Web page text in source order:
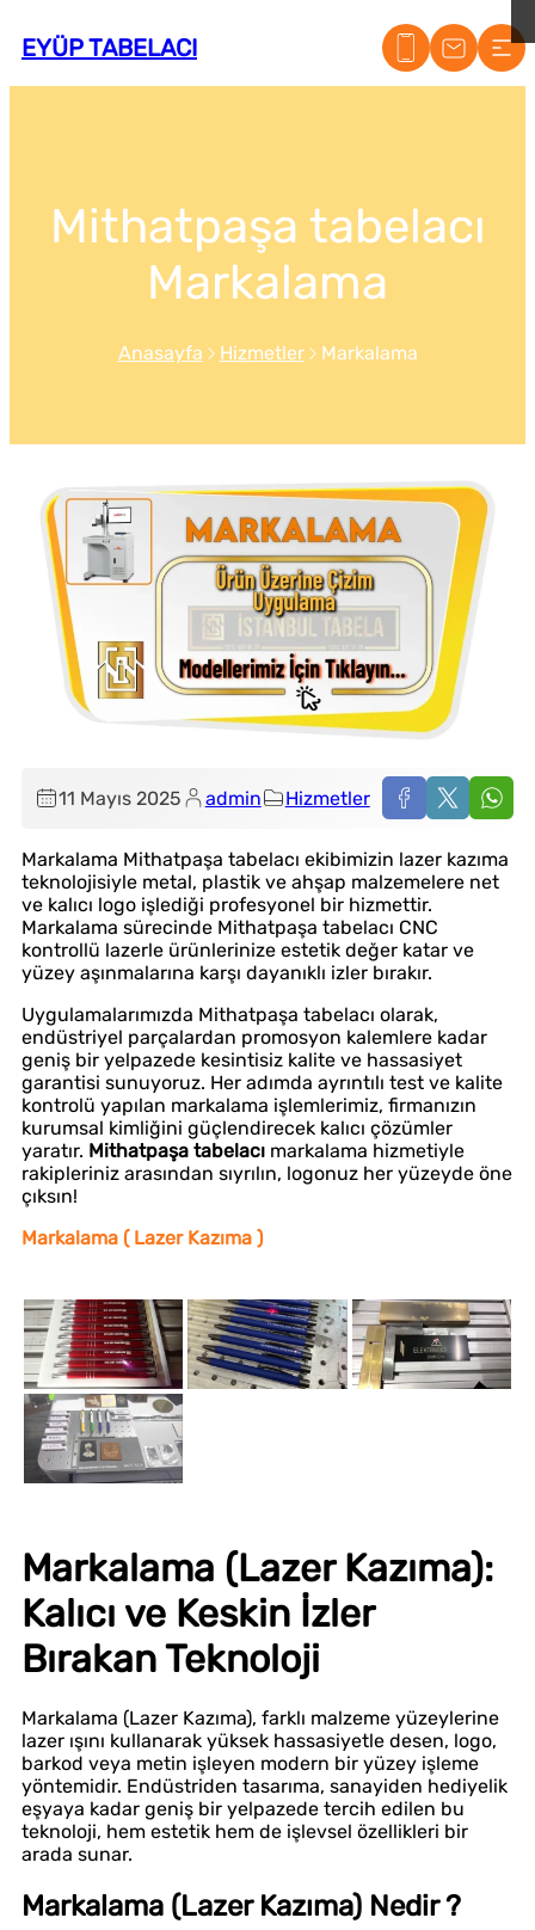
EYÜP TABELACI
Mithatpaşa tabelacı
Markalama
Anasayfa Hizmetler Markalama
11 Mayıs 2025 admin Hizmetler
Markalama Mithatpaşa tabelacı ekibimizin lazer kazıma
teknolojisiyle metal, plastik ve ahşap malzemelere net
ve kalıcı logo işlediği profesyonel bir hizmettir.
Markalama sürecinde Mithatpaşa tabelacı CNC
kontrollü lazerle ürünlerinize estetik değer katar ve
yüzey aşınmalarına karşı dayanıklı izler bırakır.
Uygulamalarımızda Mithatpaşa tabelacı olarak,
endüstriyel parçalardan promosyon kalemlere kadar
geniş bir yelpazede kesintisiz kalite ve hassasiyet
garantisi sunuyoruz. Her adımda ayrıntılı test ve kalite
kontrolü yapılan markalama işlemlerimiz, firmanızın
kurumsal kimliğini güçlendirecek kalıcı çözümler
yaratır. Mithatpaşa tabelacı markalama hizmetiyle
rakipleriniz arasından sıyrılın, logonuz her yüzeyde öne
çıksın!
Markalama ( Lazer Kazıma )
Markalama (Lazer Kazıma):
Kalıcı ve Keskin İzler
Bırakan Teknoloji
Markalama (Lazer Kazıma), farklı malzeme yüzeylerine
lazer ışını kullanarak yüksek hassasiyetle desen, logo,
barkod veya metin işleyen modern bir yüzey işleme
yöntemidir. Endüstriden tasarıma, sanayiden hediyelik
eşyaya kadar geniş bir yelpazede tercih edilen bu
teknoloji, hem estetik hem de işlevsel özellikleri bir
arada sunar.
Markalama (Lazer Kazıma) Nedir ?